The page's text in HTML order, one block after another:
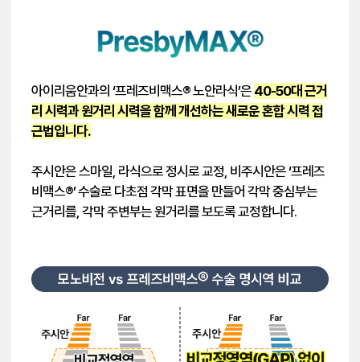
아이리움안과의 ‘프레즈비맥스® 노안라식’은 40-50대 근거
리 시력과 원거리 시력을 함께 개선하는 새로운 혼합 시력 접
근법입니다.
주시안은 스마일, 라식으로 정시로 교정, 비주시안은 ‘프레즈
비맥스®’ 수술로 다초점 각막 표면을 만들어 각막 중심부는
근거리를, 각막 주변부는 원거리를 보도록 교정합니다.